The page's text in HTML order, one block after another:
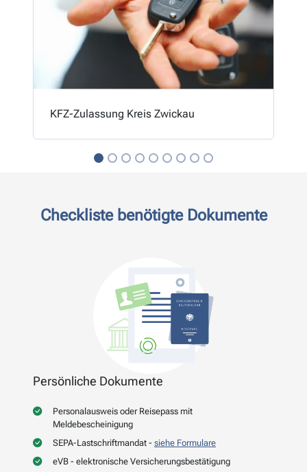
KFZ-Zulassung Kreis Zwickau
Checkliste benötigte Dokumente
Persönliche Dokumente
Personalausweis oder Reisepass mit
Meldebescheinigung
SEPA-Lastschriftmandat - siehe Formulare
eVB - elektronische Versicherungsbestätigung